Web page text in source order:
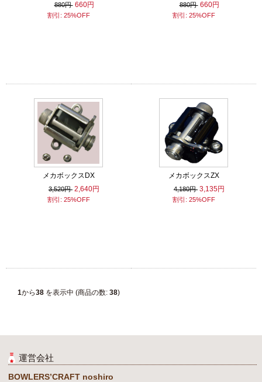
880円 660円
割引: 25%OFF
880円 660円
割引: 25%OFF
メカボックスDX
3,520円 2,640円
割引: 25%OFF
メカボックスZX
4,180円 3,135円
割引: 25%OFF
1から38を表示中 (商品の数: 38)
運営会社
BOWLERS’CRAFT noshiro